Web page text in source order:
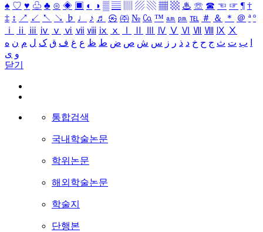
♠ ♡ ♥ ♧ ♣ ⊙ ◈ ▣ ◐ ◑ ▒ ▤ ▨ ▧ ▦ ▩ ♨ ☏ ☎ ☜ ☞ ¶ †
‡ ↕ ↗ ↙ ↖ ↘ ♭ ♩ ♪ ♬ ㉿ ㈜ № ㏇ ™ ㏂ ㏘ ℡ ＃ ＆ ＊ ＠ ª º
ⅰ
ⅱ ⅲ ⅳ ⅴ ⅵ ⅶ ⅷ ⅸ ⅹ Ⅳ Ⅴ Ⅵ Ⅶ Ⅷ Ⅸ Ⅹ
ب ت ث ج ح خ د ذ ر ز س ش ص ض ط ظ ع غ ف ق ک ل م ن ه
و ی
닫기
통합검색
국내학술논문
학위논문
해외학술논문
학술지
단행본